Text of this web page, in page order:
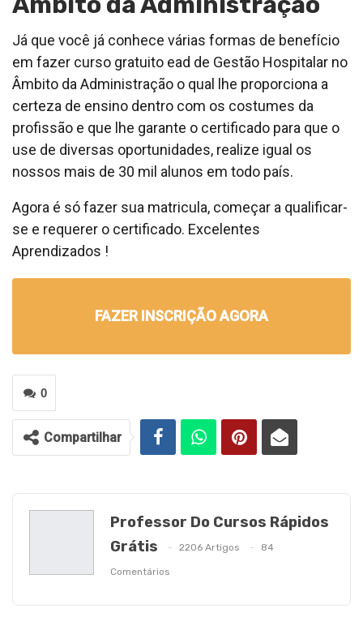
Já que você já conhece várias formas de benefício
em fazer curso gratuito ead de Gestão Hospitalar no
Âmbito da Administração o qual lhe proporciona a
certeza de ensino dentro com os costumes da
profissão e que lhe garante o certificado para que o
use de diversas oportunidades, realize igual os
nossos mais de 30 mil alunos em todo país.
Agora é só fazer sua matricula, começar a qualificar-
se e requerer o certificado. Excelentes
Aprendizados !
FAZER INSCRIÇÃO AGORA
0
Compartilhar
Professor Do Cursos Rápidos
Grátis
2206 Artigos 84
Comentários